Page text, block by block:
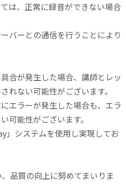
は、正常に録音ができない場合
バーとの通信を行うことにより
合が発生した場合、講師とレッ
れない可能性がございます。
エラーが発生した場合も、エラ
可能性がございます。
」システムを使用し実現してお
品質の向上に努めてまいりま